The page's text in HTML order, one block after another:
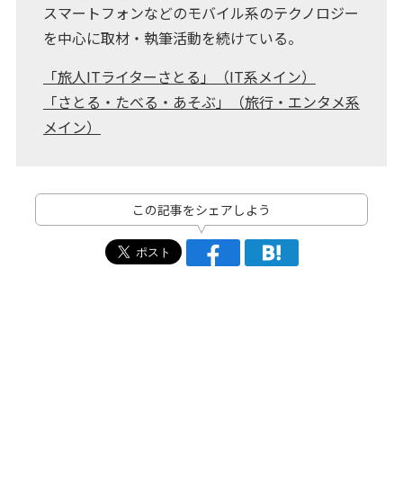
スマートフォンなどのモバイル系のテクノロジー
を中心に取材・執筆活動を続けている。
「旅人ITライターさとる」（IT系メイン）
「さとる・たべる・あそぶ」（旅行・エンタメ系
メイン）
この記事をシェアしよう